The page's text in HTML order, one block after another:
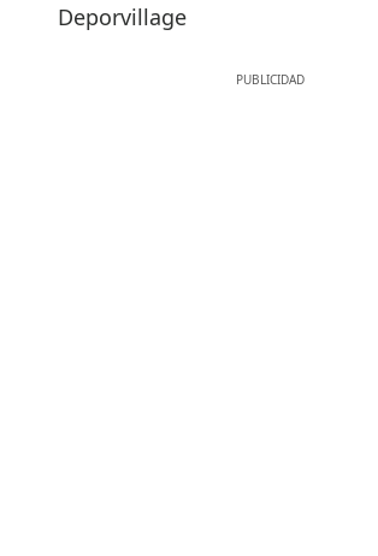
Deporvillage